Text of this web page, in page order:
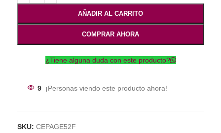
AÑADIR AL CARRITO
COMPRAR AHORA
¿Tiene alguna duda con este producto?
9 ¡Personas viendo este producto ahora!
SKU: CEPAGE52F